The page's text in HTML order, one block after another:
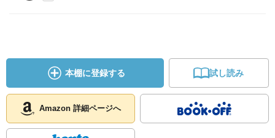
本棚に登録する 試し読み
Amazon 詳細ページへ